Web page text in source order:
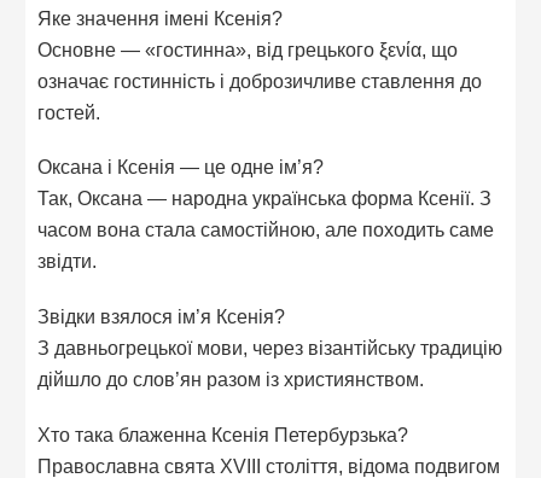
Яке значення імені Ксенія?
Основне — «гостинна», від грецького ξενία, що
означає гостинність і доброзичливе ставлення до
гостей.
Оксана і Ксенія — це одне ім’я?
Так, Оксана — народна українська форма Ксенії. З
часом вона стала самостійною, але походить саме
звідти.
Звідки взялося ім’я Ксенія?
З давньогрецької мови, через візантійську традицію
дійшло до слов’ян разом із християнством.
Хто така блаженна Ксенія Петербурзька?
Православна свята XVIII століття, відома подвигом